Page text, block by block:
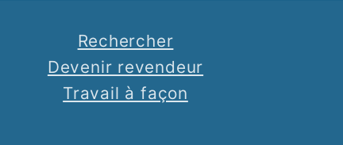
Rechercher
Devenir revendeur
Travail à façon